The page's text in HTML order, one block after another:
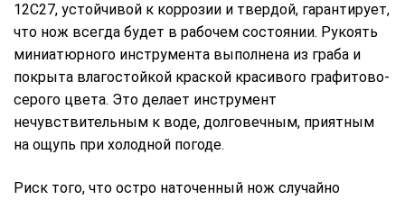
12С27, устойчивой к коррозии и твердой, гарантирует,
что нож всегда будет в рабочем состоянии. Рукоять
миниатюрного инструмента выполнена из граба и
покрыта влагостойкой краской красивого графитово-
серого цвета. Это делает инструмент
нечувствительным к воде, долговечным, приятным
на ощупь при холодной погоде.
Риск того, что остро наточенный нож случайно